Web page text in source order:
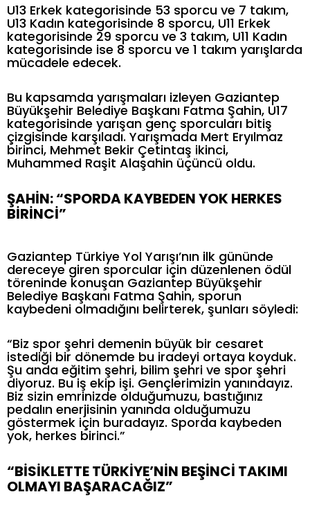
U13 Erkek kategorisinde 53 sporcu ve 7 takım,
U13 Kadın kategorisinde 8 sporcu, U11 Erkek
kategorisinde 29 sporcu ve 3 takım, U11 Kadın
kategorisinde ise 8 sporcu ve 1 takım yarışlarda
mücadele edecek.
Bu kapsamda yarışmaları izleyen Gaziantep
Büyükşehir Belediye Başkanı Fatma Şahin, U17
kategorisinde yarışan genç sporcuları bitiş
çizgisinde karşıladı. Yarışmada Mert Eryılmaz
birinci, Mehmet Bekir Çetintaş ikinci,
Muhammed Raşit Alaşahin üçüncü oldu.
ŞAHİN: “SPORDA KAYBEDEN YOK HERKES
BİRİNCİ”
Gaziantep Türkiye Yol Yarışı’nın ilk gününde
dereceye giren sporcular için düzenlenen ödül
töreninde konuşan Gaziantep Büyükşehir
Belediye Başkanı Fatma Şahin, sporun
kaybedeni olmadığını belirterek, şunları söyledi:
“Biz spor şehri demenin büyük bir cesaret
istediği bir dönemde bu iradeyi ortaya koyduk.
Şu anda eğitim şehri, bilim şehri ve spor şehri
diyoruz. Bu iş ekip işi. Gençlerimizin yanındayız.
Biz sizin emrinizde olduğumuzu, bastığınız
pedalın enerjisinin yanında olduğumuzu
göstermek için buradayız. Sporda kaybeden
yok, herkes birinci.”
“BİSİKLETTE TÜRKİYE’NİN BEŞİNCİ TAKIMI
OLMAYI BAŞARACAĞIZ”